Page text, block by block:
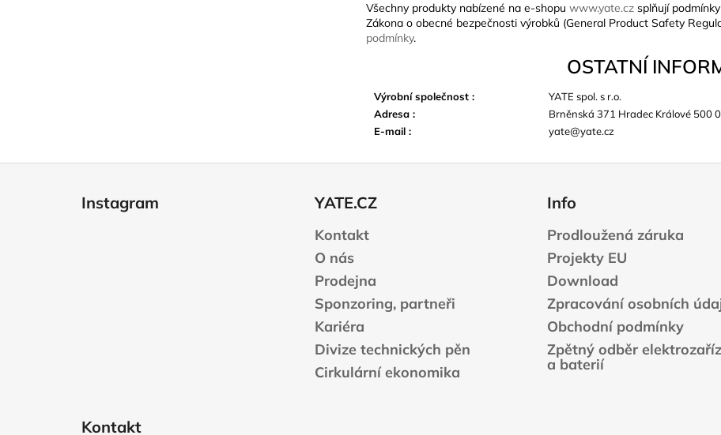
Všechny produkty nabízené na e-shopu www.yate.cz splňují
Zákona o obecné bezpečnosti výrobků (General Product Safety
podmínky.
OSTATNÍ
Výrobní společnost :
YATE spol. s r.o.
Adresa :
Brněnská 371 Hradec Králové 500
E-mail : yate@yate.cz
Instagram YATE.CZ
Kontakt
O nás
Prodejna
Sponzoring, partneři
Kariéra
Divize technických pěn
Cirkulární ekonomika
Info
Prodloužená záruka
Projekty EU
Download
Zpracování osobních
Obchodní podmínky
Zpětný odběr
a baterií
Kontakt